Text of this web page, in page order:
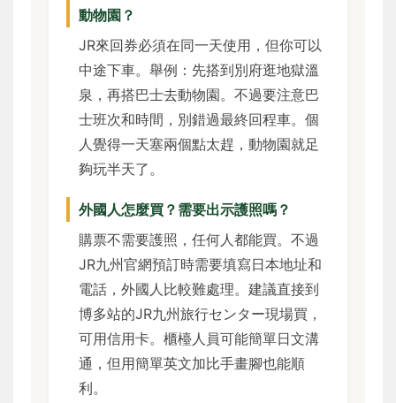
動物園？
JR來回券必須在同一天使用，但你可以
中途下車。舉例：先搭到別府逛地獄溫
泉，再搭巴士去動物園。不過要注意巴
士班次和時間，別錯過最終回程車。個
人覺得一天塞兩個點太趕，動物園就足
夠玩半天了。
外國人怎麼買？需要出示護照嗎？
購票不需要護照，任何人都能買。不過
JR九州官網預訂時需要填寫日本地址和
電話，外國人比較難處理。建議直接到
博多站的JR九州旅行センター現場買，
可用信用卡。櫃檯人員可能簡單日文溝
通，但用簡單英文加比手畫腳也能順
利。